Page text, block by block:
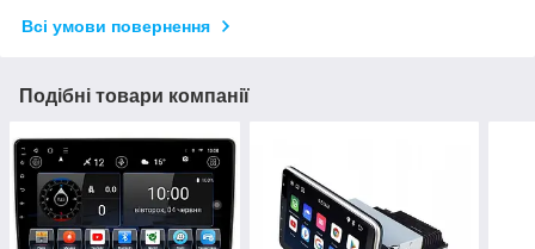
Всі умови повернення
Подібні товари компанії